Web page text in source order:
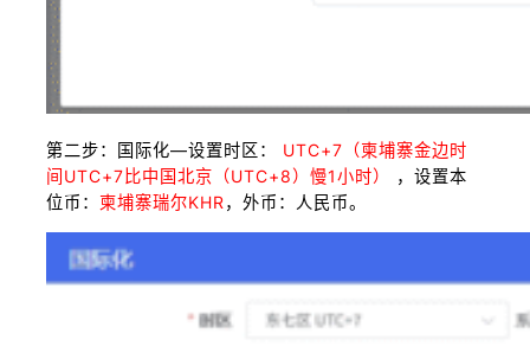
第二步：国际化—设置时区： UTC+7（柬埔寨金边时
间UTC+7比中国北京（UTC+8）慢1小时）
，设置本
位币： 柬埔寨瑞尔KHR ，外币：人民币。